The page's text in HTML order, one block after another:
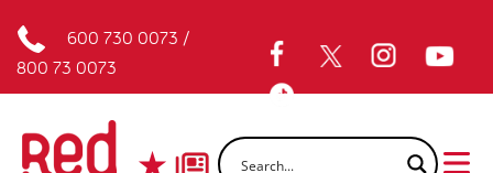
600 730 0073 /
800 73 0073